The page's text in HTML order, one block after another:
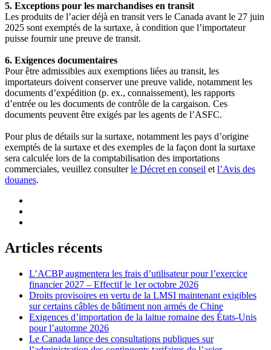
5. Exceptions pour les marchandises en transit
Les produits de l’acier déjà en transit vers le Canada avant le 27 juin
2025 sont exemptés de la surtaxe, à condition que l’importateur
puisse fournir une preuve de transit.
6. Exigences documentaires
Pour être admissibles aux exemptions liées au transit, les
importateurs doivent conserver une preuve valide, notamment les
documents d’expédition (p. ex., connaissement), les rapports
d’entrée ou les documents de contrôle de la cargaison. Ces
documents peuvent être exigés par les agents de l’ASFC.
Pour plus de détails sur la surtaxe, notamment les pays d’origine
exemptés de la surtaxe et des exemples de la façon dont la surtaxe
sera calculée lors de la comptabilisation des importations
commerciales, veuillez consulterle Décret en conseil et l’Avis des
douanes.
Articles récents
L’ACBP augmentera les frais d’utilisateur pour l’exercice
financier 2027 – Effectif le 1er octobre 2026
Droits provisoires en vertu de la LMSI maintenant exigibles
sur certains câbles de bâtiment non armés de Chine
Exigences d’importation de la laitue romaine des États-Unis
pour l’automne 2026
Le Canada lance des consultations publiques sur